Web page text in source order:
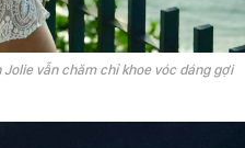
vẫn chăm chỉ khoe vóc dáng gợi